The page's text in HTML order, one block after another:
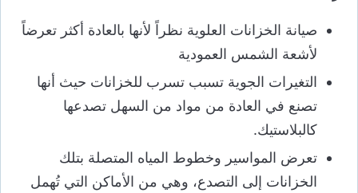
صيانة الخزانات العلوية نظراً لأنها بالعادة أكثر تعرضاً
لأشعة الشمس العمودية
التغيرات الجوية تسبب تسرب للخزانات حيث أنها
تصنع في العادة من مواد من السهل تصدعها
كالبلاستيك.
تعرض المواسير وخطوط المياه المتصلة بتلك
الخزانات إلى التصدع، وهي من الأماكن التي تُهمل